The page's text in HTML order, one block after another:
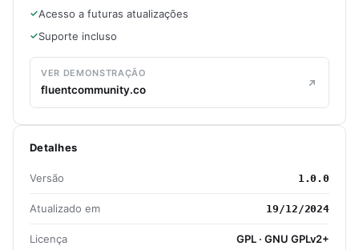
Acesso a futuras atualizações
Suporte incluso
VER DEMONSTRAÇÃO
fluentcommunity.co
Detalhes
Versão 1.0.0
Atualizado em 19/12/2024
Licença GPL · GNU GPLv2+